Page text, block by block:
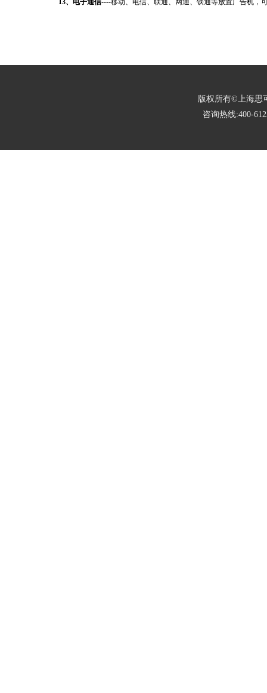
13、电子通信----移动、电信、联通、网通、铁通等放置广告机，
版权所有©上海思
咨询热线:400-